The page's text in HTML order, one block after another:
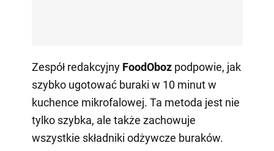
Zespół redakcyjny FoodOboz podpowie, jak
szybko ugotować buraki w 10 minut w
kuchence mikrofalowej. Ta metoda jest nie
tylko szybka, ale także zachowuje
wszystkie składniki odżywcze buraków.